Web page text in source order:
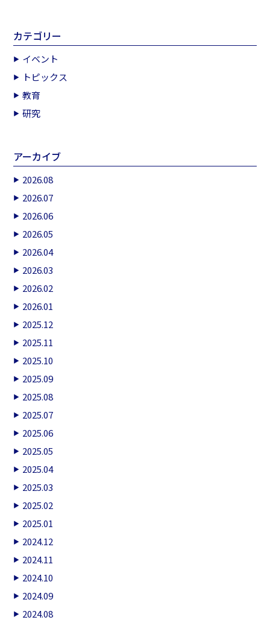
カテゴリー
イベント
トピックス
教育
研究
アーカイブ
2026.08
2026.07
2026.06
2026.05
2026.04
2026.03
2026.02
2026.01
2025.12
2025.11
2025.10
2025.09
2025.08
2025.07
2025.06
2025.05
2025.04
2025.03
2025.02
2025.01
2024.12
2024.11
2024.10
2024.09
2024.08